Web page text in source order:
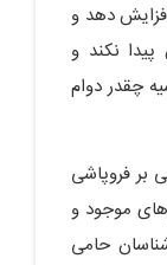
را تقریبا 25 درصد در سال 2025 افزایش دهد و
نکند و
چقدر دوام
بر فروپاشی
موجود و
حامی